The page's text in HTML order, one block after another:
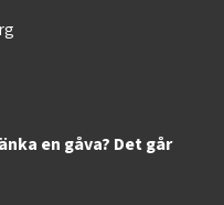
en gåva? Det går